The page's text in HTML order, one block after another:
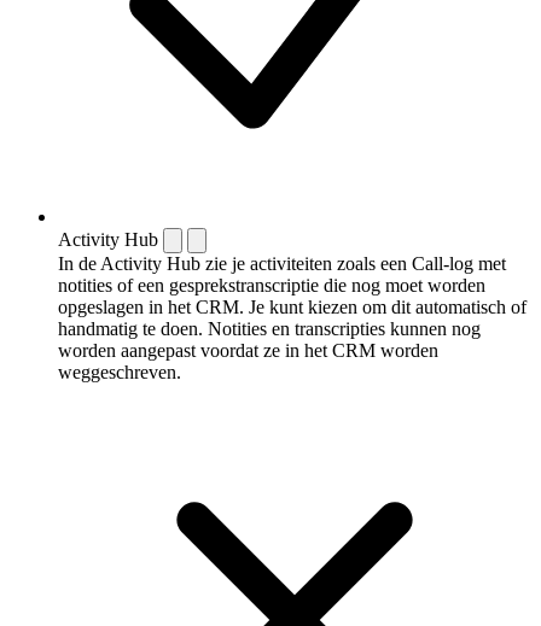
Activity Hub
In de Activity Hub zie je activiteiten zoals een Call-log met
notities of een gespreks­transcriptie die nog moet worden
opgeslagen in het CRM. Je kunt kiezen om dit automatisch of
handmatig te doen. Notities en transcripties kunnen nog
worden aangepast voordat ze in het CRM worden
weggeschreven.